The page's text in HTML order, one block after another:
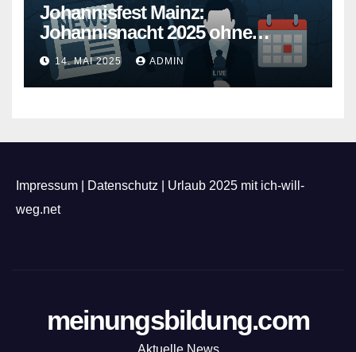
Johannisfest Mainz:
Johannisnacht 2025 ohne
Feuerwerk
14. MAI 2025 ADMIN
Impressum Datenschutz
Urlaub 2025 mit ich-will-
weg.net
meinungsbildung.com
Aktuelle News